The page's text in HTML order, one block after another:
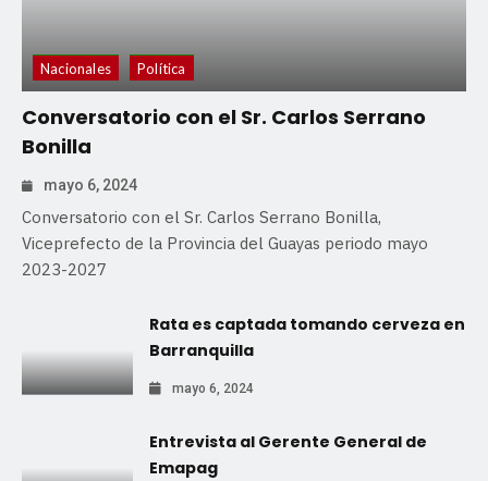
Nacionales Política
Conversatorio con el Sr. Carlos Serrano
Bonilla
mayo 6, 2024
Conversatorio con el Sr. Carlos Serrano Bonilla,
Viceprefecto de la Provincia del Guayas periodo mayo
2023-2027
Rata es captada tomando cerveza en
Barranquilla
mayo 6, 2024
Entrevista al Gerente General de
Emapag